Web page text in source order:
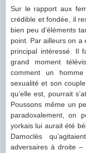
Sur le rapport aux
crédible et fondée, il
bien peu d’éléments
point. Par ailleurs on a
principal intéressé. Il
grand moment
comment un
sexualité et son
qu’elle est, pourrait
Poussons même un
paradoxalement, on
yorkais lui aurait été
Damoclès
adversaires à droite –